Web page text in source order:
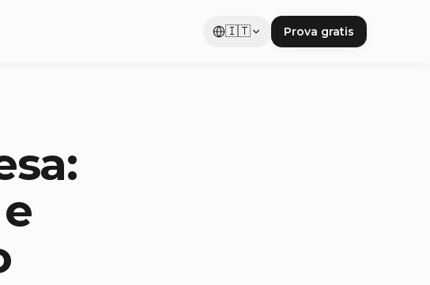
🇮🇹 Prova gratis